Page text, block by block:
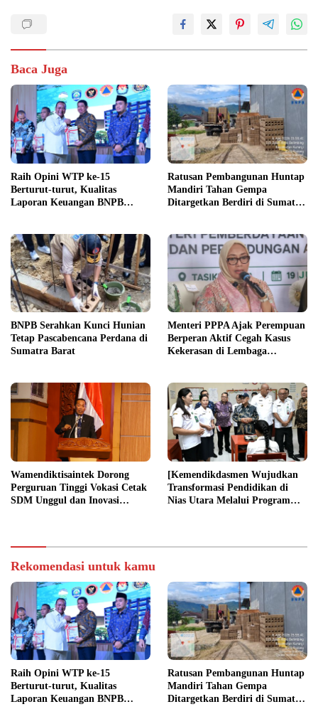
Baca Juga
Raih Opini WTP ke-15
Berturut-turut, Kualitas
Laporan Keuangan BNPB
Ratusan Pembangunan Huntap
Mandiri Tahan Gempa
Ditargetkan Berdiri di Sumatra
BNPB Serahkan Kunci Hunian
Tetap Pascabencana Perdana di
Sumatra Barat
Menteri PPPA Ajak Perempuan
Berperan Aktif Cegah Kasus
Kekerasan di Lembaga
Wamendiktisaintek Dorong
Perguruan Tinggi Vokasi Cetak
SDM Unggul dan Inovasi
[Kemendikdasmen Wujudkan
Transformasi Pendidikan di
Nias Utara Melalui Program
Rekomendasi untuk kamu
Raih Opini WTP ke-15
Berturut-turut, Kualitas
Laporan Keuangan BNPB
Ratusan Pembangunan Huntap
Mandiri Tahan Gempa
Ditargetkan Berdiri di Sumatra